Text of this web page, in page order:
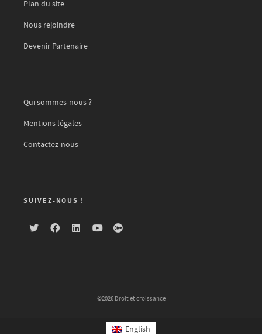
Plan du site
Nous rejoindre
Devenir Partenaire
Qui sommes-nous ?
Mentions légales
Contactez-nous
SUIVEZ-NOUS !
©2026 Droit et croissance
English